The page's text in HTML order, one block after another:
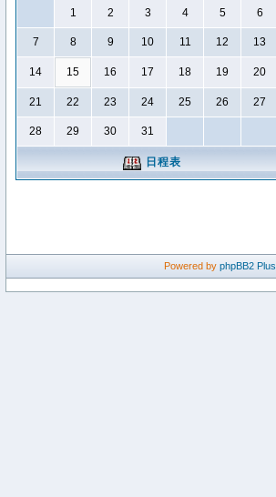
1 2 3 4 5 6
7 8 9 10 11 12 13
14 15 16 17 18 19 20
21 22 23 24 25 26 27
28 29 30 31
日程表
Powered by phpBB2 Plus